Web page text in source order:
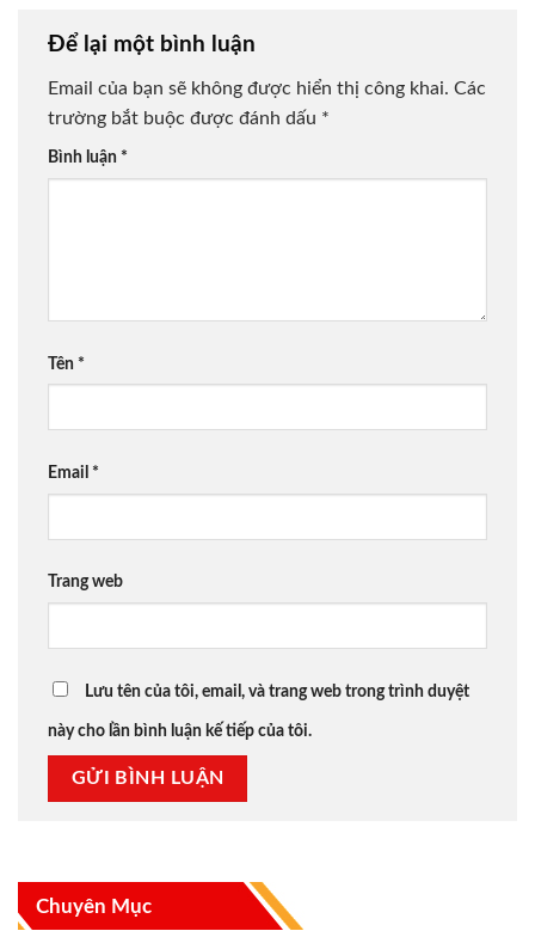
Chuyên Mục
Để lại một bình luận
Email của bạn sẽ không được hiển thị công khai. Các
trường bắt buộc được đánh dấu *
Bình luận *
Tên *
Email *
Trang web
Lưu tên của tôi, email, và trang web trong trình duyệt
này cho lần bình luận kế tiếp của tôi.